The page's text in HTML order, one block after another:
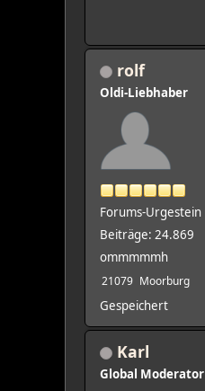
rolf
Oldi-Liebhaber
Forums-Urgestein
Beiträge: 24.869
ommmmmh
21079 Moorburg
Gespeichert
Karl
Global Moderator